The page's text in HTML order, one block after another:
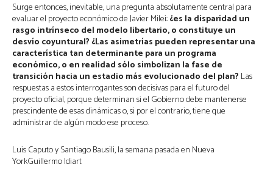
Surge entonces, inevitable, una pregunta absolutamente central para
evaluar el proyecto económico de Javier Milei:¿es la disparidad un
rasgo intrínseco del modelo libertario, o constituye un
desvío coyuntural? ¿Las asimetrías pueden representar una
característica tan determinante para un programa
económico, o en realidad sólo simbolizan la fase de
transición hacia un estadio más evolucionado del plan? Las
respuestas a estos interrogantes son decisivas para el futuro del
proyecto oficial, porque determinan si el Gobierno debe mantenerse
prescindente de esas dinámicas o, si por el contrario, tiene que
administrar de algún modo ese proceso.
Luis Caputo y Santiago Bausili, la semana pasada en Nueva
YorkGuillermo Idiart